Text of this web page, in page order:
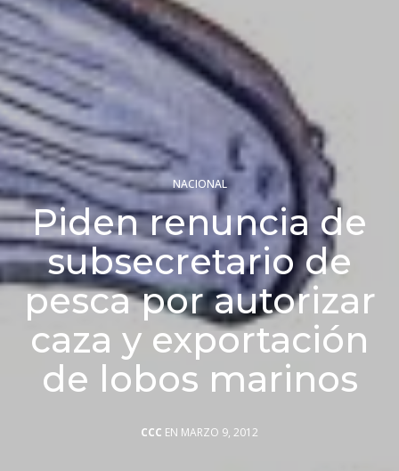
NACIONAL
Piden renuncia de
subsecretario de
pesca por autorizar
caza y exportación
de lobos marinos
CCC EN MARZO 9, 2012